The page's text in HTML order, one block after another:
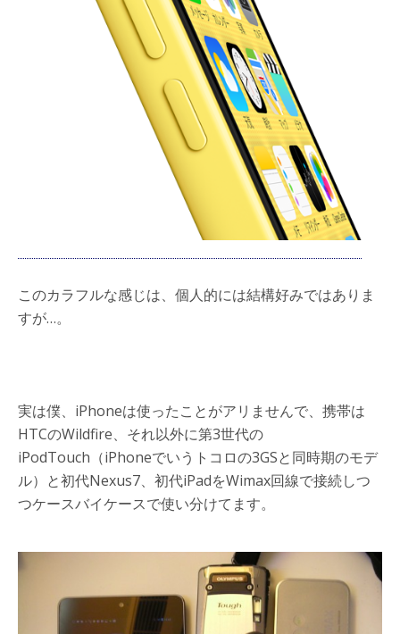
このカラフルな感じは、個人的には結構好みではありま
すが…。
実は僕、iPhoneは使ったことがアリませんで、携帯は
HTCのWildfire、それ以外に第3世代の
iPodTouch（iPhoneでいうトコロの3GSと同時期のモデ
ル）と初代Nexus7、初代iPadをWimax回線で接続しつ
つケースバイケースで使い分けてます。